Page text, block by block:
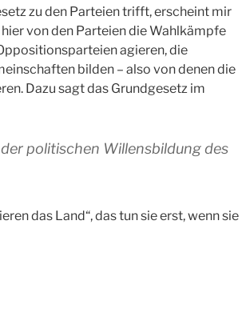
zu den Parteien trifft, erscheint mir
von den Parteien die Wahlkämpfe
agieren, die
bilden – also von denen die
Dazu sagt das Grundgesetz im
politischen Willensbildung des
das Land“, das tun sie erst, wenn sie